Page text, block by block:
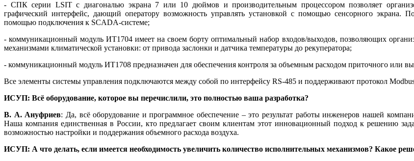
- СПК серии LSIT с диагональю экрана 7 или 10 дюймов и производительным процессором позволяет
графический интерфейс, дающий оператору возможность управлять установкой с помощью сенсорного экрана.
помощью подключения к SCADA-системе;
- коммуникационный модуль ИТ1704 имеет на своем борту оптимальный набор входов/выходов, позволяющих
механизмами климатической установки: от привода заслонки и датчика температуры до рекуператора;
- коммуникационный модуль ИТ1708 предназначен для обеспечения контроля за объемным расходом приточного или
Все элементы системы управления подключаются между собой по интерфейсу RS‑485 и поддерживают протокол
ИСУП: Всё оборудование, которое вы перечислили, это полностью ваша разработка?
В. А. Ануфриев: Да, всё оборудование и программное обеспечение – это результат работы инженеров нашей
Наша компания единственная в России, кто предлагает своим клиентам этот инновационный подход к решению
возможностью настройки и поддержания объемного расхода воздуха.
ИСУП: А что делать, если имеется необходимость увеличить количество исполнительных механизмов? Какое